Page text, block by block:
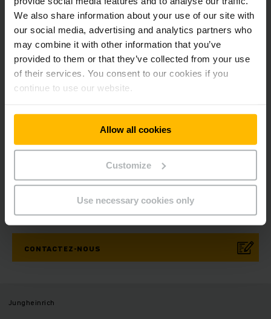
We also share information about your use of our site with
our social media, advertising and analytics partners who
may combine it with other information that you’ve
provided to them or that they’ve collected from your use
of their services. You consent to our cookies if you
continue to use our website.
Allow all cookies
Customize
Use necessary cookies only
Formation personnelle et professionnelle
Des prestations sociales supérieures à la moyenne
Newsletter
Des questions ?
CONTACTEZ-NOUS
Jungheinrich